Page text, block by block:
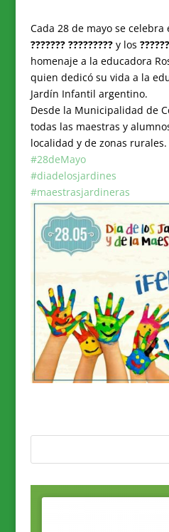
Cada 28 de mayo se
??????? ?????????y los
homenaje a la educadora
quien dedicó su vida a la
Jardín Infantil argentino.
Desde la Municipalidad de
todas las maestras y
localidad y de zonas rurales.
#28deMayo
#diadelosjardines
#maestrasjardineras